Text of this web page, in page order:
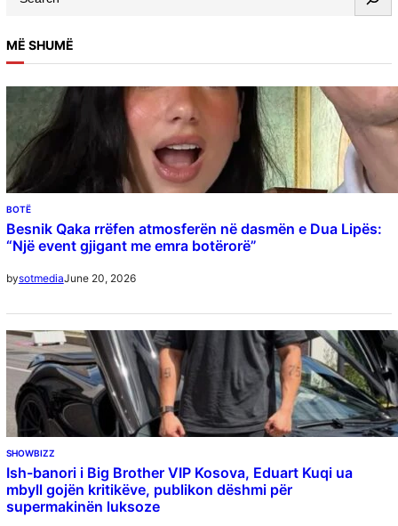
MË SHUMË
BOTË
Besnik Qaka rrëfen atmosferën në dasmën e Dua Lipës:
“Një event gjigant me emra botërorë”
bysotmediaJune 20, 2026
SHOWBIZZ
Ish-banori i Big Brother VIP Kosova, Eduart Kuqi ua
mbyll gojën kritikëve, publikon dëshmi për
supermakinën luksoze